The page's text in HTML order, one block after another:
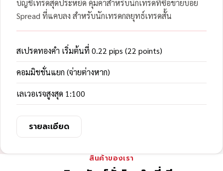
บัญชีเทรดสุดประหยัด คุ้มค่าสำหรับนักเทรดที่ซื้อขายบ่อย
Spread ที่แคบลง สำหรับนักเทรดกลยุทธ์เทรดสั้น
สเปรดทองคำ เริ่มต้นที่ 0.22 pips (22 points)
คอมมิชชั่นแยก (จ่ายต่างหาก)
เลเวอเรจสูงสุด 1:100
รายละเอียด
สินค้าของเรา